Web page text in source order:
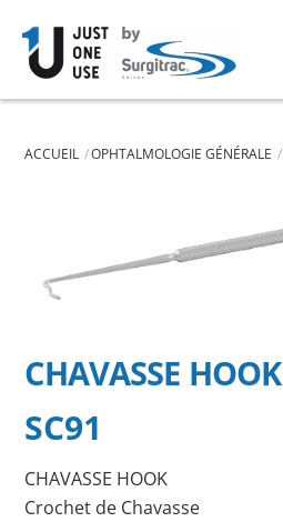
content
ACCUEIL OPHTALMOLOGIE GÉNÉRALE
CHAVASSE HOOK
SC91
CHAVASSE HOOK
Crochet de Chavasse